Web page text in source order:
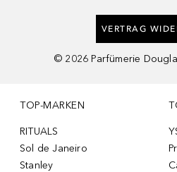
VERTRAG
© 2026 Parfümerie
TOP-MARKEN
RITUALS
Sol de Janeiro
Stanley